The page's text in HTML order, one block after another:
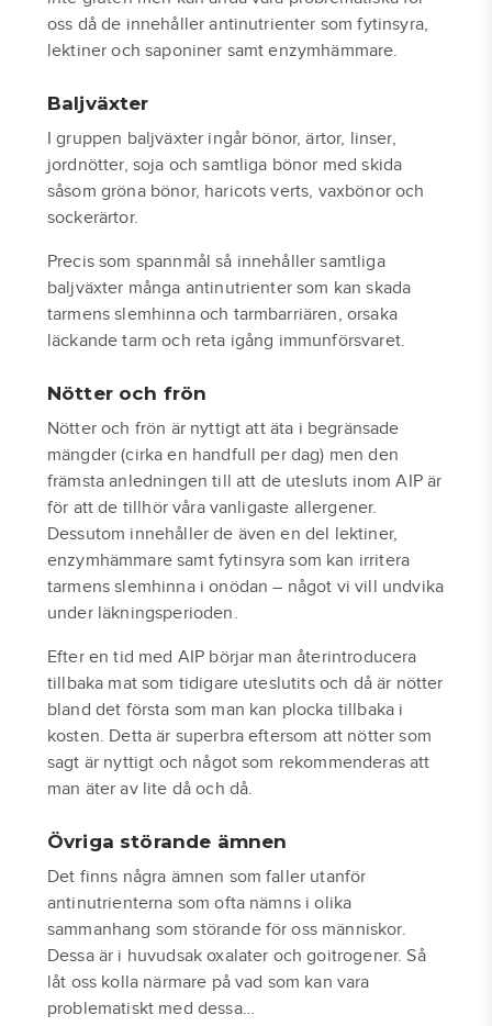
oss då de innehåller antinutrienter som fytinsyra,
lektiner och saponiner samt enzymhämmare.
Baljväxter
I gruppen baljväxter ingår bönor, ärtor, linser,
jordnötter, soja och samtliga bönor med skida
såsom gröna bönor, haricots verts, vaxbönor och
sockerärtor.
Precis som spannmål så innehåller samtliga
baljväxter många antinutrienter som kan skada
tarmens slemhinna och tarmbarriären, orsaka
läckande tarm och reta igång immunförsvaret.
Nötter och frön
Nötter och frön är nyttigt att äta i begränsade
mängder (cirka en handfull per dag) men den
främsta anledningen till att de utesluts inom AIP är
för att de tillhör våra vanligaste allergener.
Dessutom innehåller de även en del lektiner,
enzymhämmare samt fytinsyra som kan irritera
tarmens slemhinna i onödan – något vi vill undvika
under läkningsperioden.
Efter en tid med AIP börjar man återintroducera
tillbaka mat som tidigare uteslutits och då är nötter
bland det första som man kan plocka tillbaka i
kosten. Detta är superbra eftersom att nötter som
sagt är nyttigt och något som rekommenderas att
man äter av lite då och då.
Övriga störande ämnen
Det finns några ämnen som faller utanför
antinutrienterna som ofta nämns i olika
sammanhang som störande för oss människor.
Dessa är i huvudsak oxalater och goitrogener. Så
låt oss kolla närmare på vad som kan vara
problematiskt med dessa…